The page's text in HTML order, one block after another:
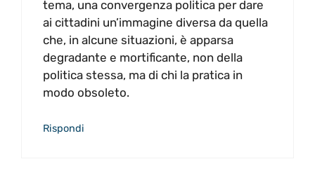
tema, una convergenza politica per dare
ai cittadini un’immagine diversa da quella
che, in alcune situazioni, è apparsa
degradante e mortificante, non della
politica stessa, ma di chi la pratica in
modo obsoleto.
Rispondi